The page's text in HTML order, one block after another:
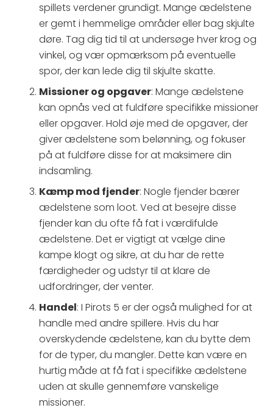
spillets verdener grundigt. Mange ædelstene
er gemt i hemmelige områder eller bag skjulte
døre. Tag dig tid til at undersøge hver krog og
vinkel, og vær opmærksom på eventuelle
spor, der kan lede dig til skjulte skatte.
Missioner og opgaver: Mange ædelstene
kan opnås ved at fuldføre specifikke missioner
eller opgaver. Hold øje med de opgaver, der
giver ædelstene som belønning, og fokuser
på at fuldføre disse for at maksimere din
indsamling.
Kæmp mod fjender: Nogle fjender bærer
ædelstene som loot. Ved at besejre disse
fjender kan du ofte få fat i værdifulde
ædelstene. Det er vigtigt at vælge dine
kampe klogt og sikre, at du har de rette
færdigheder og udstyr til at klare de
udfordringer, der venter.
Handel: I Pirots 5 er der også mulighed for at
handle med andre spillere. Hvis du har
overskydende ædelstene, kan du bytte dem
for de typer, du mangler. Dette kan være en
hurtig måde at få fat i specifikke ædelstene
uden at skulle gennemføre vanskelige
missioner.